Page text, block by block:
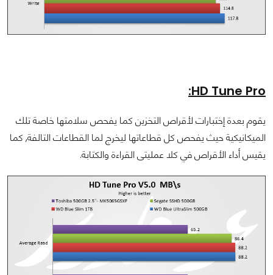
HD Tune Pro:
يقوم بعدة إختبارات لأقراص التخزين كما يفحص سلامتها خاصة تلك
الميكانيكية حيث يفحص كل قطاعاتها ليخرج لما القطاعات التالفة, كما
يقيس أداء الأقراص في كلا عمليتى القراءة والكتابة.